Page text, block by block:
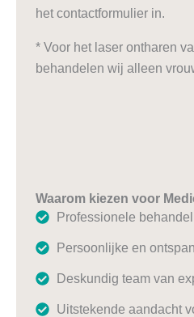
het contactformulier in.
* Voor het laser ontharen
behandelen wij alleen
Waarom kiezen voor
Professionele
Persoonlijke en
Deskundig team van
Uitstekende aandacht